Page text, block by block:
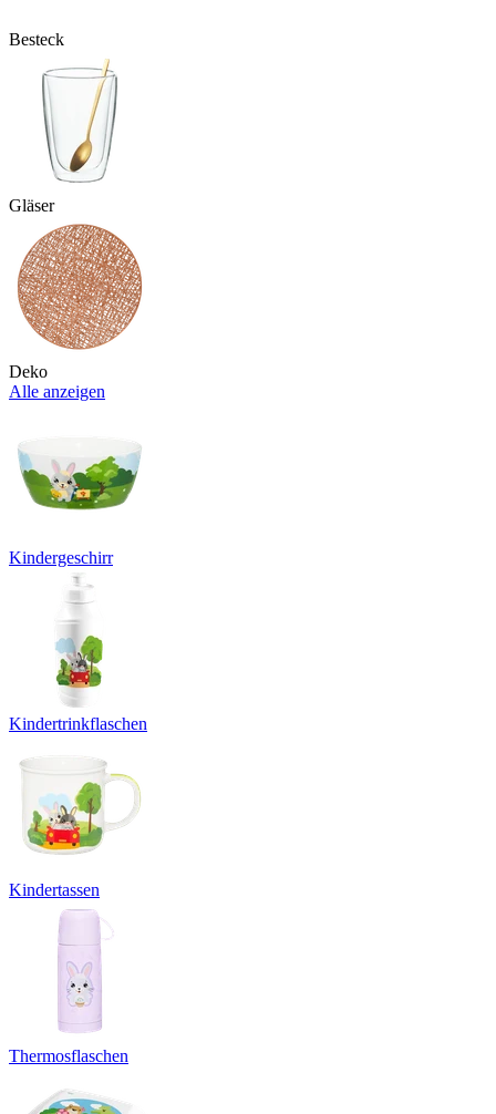
Besteck
Gläser
Deko
Alle anzeigen
Kindergeschirr
Kindertrinkflaschen
Kindertassen
Thermosflaschen